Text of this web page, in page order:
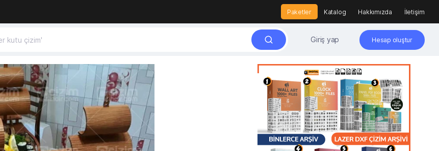
Paketler Katalog Hakkımızda İletişim
Giriş yap Hesap oluştur